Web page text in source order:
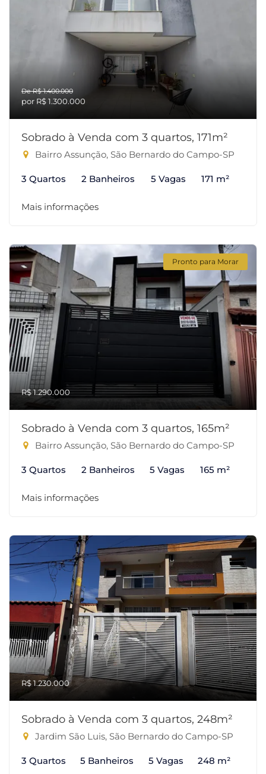
De R$ 1.400.000
por R$ 1.300.000
Sobrado à Venda com 3 quartos, 171m²
Bairro Assunção, São Bernardo do Campo-SP
3 Quartos 2 Banheiros 5 Vagas 171 m²
Mais informações
Pronto para Morar
R$ 1.290.000
Sobrado à Venda com 3 quartos, 165m²
Bairro Assunção, São Bernardo do Campo-SP
3 Quartos 2 Banheiros 5 Vagas 165 m²
Mais informações
R$ 1.230.000
Sobrado à Venda com 3 quartos, 248m²
Jardim São Luis, São Bernardo do Campo-SP
3 Quartos 5 Banheiros 5 Vagas 248 m²